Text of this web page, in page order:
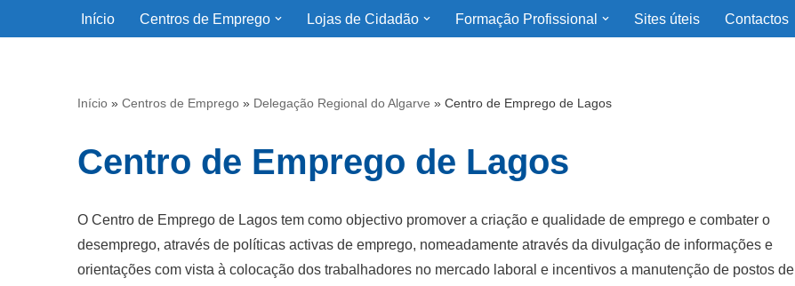
Início Centros de Emprego Lojas de Cidadão Formação Profissional Sites úteis Contactos
Início » Centros de Emprego » Delegação Regional do Algarve » Centro de Emprego de Lagos
Centro de Emprego de Lagos
O Centro de Emprego de Lagos tem como objectivo promover a criação e qualidade de emprego e combater o
desemprego, através de políticas activas de emprego, nomeadamente através da divulgação de informações e
orientações com vista à colocação dos trabalhadores no mercado laboral e incentivos a manutenção de postos de